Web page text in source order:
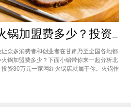
北家姓转转小火锅加盟费多少？投资30万一家网红火锅店就属于你
众多消费者和创业者在甘肃乃至全国各地都
锅加盟费多少？下面小编带你来一起分析北
资30万元一家网红火锅店就属于你。火锅作
借自己的产品和装修在美食市场当中受到越